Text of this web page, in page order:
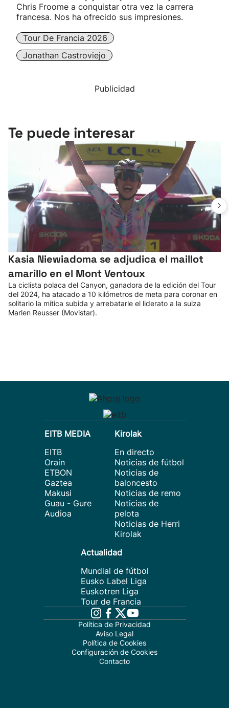
Chris Froome a conquistar otra vez la carrera
francesa. Nos ha ofrecido sus impresiones.
Tour De Francia 2026
Jonathan Castroviejo
Publicidad
Te puede interesar
Kasia Niewiadoma se adjudica el maillot
amarillo en el Mont Ventoux
La ciclista polaca del Canyon, ganadora de la edición del Tour
del 2024, ha atacado a 10 kilómetros de meta para coronar en
solitario la mítica subida y arrebatarle el liderato a la suiza
Marlen Reusser (Movistar).
EITB MEDIA
EITB
Orain
ETBON
Gaztea
Makusi
Guau - Gure
Audioa
Kirolak
En directo
Noticias de fútbol
Noticias de
baloncesto
Noticias de remo
Noticias de
pelota
Noticias de Herri
Kirolak
Actualidad
Mundial de fútbol
Eusko Label Liga
Euskotren Liga
Tour de Francia
Política de Privacidad
Aviso Legal
Política de Cookies
Configuración de Cookies
Contacto